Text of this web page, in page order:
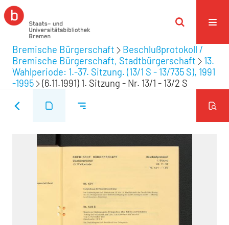
Bremische Bürgerschaft
Beschlußprotokoll /
Bremische Bürgerschaft, Stadtbürgerschaft
13.
Wahlperiode: 1.-37. Sitzung. (13/1 S - 13/735 S), 1991
-1995
(6.11.1991) 1. Sitzung - Nr. 13/1 - 13/2 S